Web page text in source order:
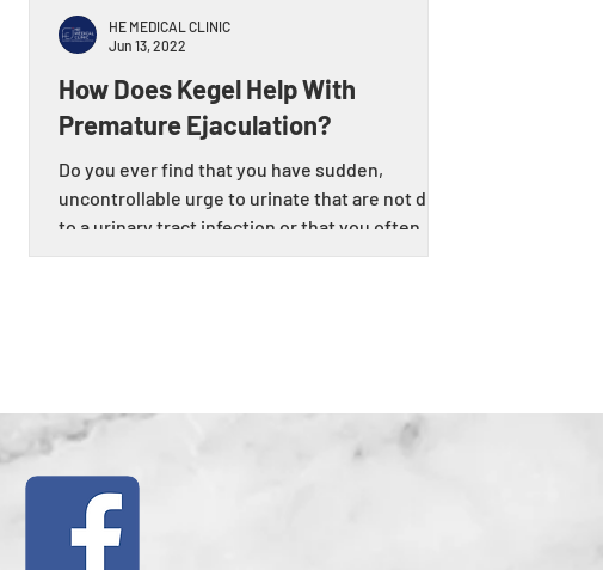
How Does Kegel Help With
Premature Ejaculation?
Do you ever find that you have sudden,
uncontrollable urge to urinate that are not due
to a urinary tract infection or that you often...
HE MEDICAL CLINIC
Jun 13, 2022